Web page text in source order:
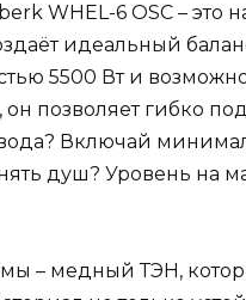
WHEL-6 OSC – это
идеальный
5500 Вт и
позволяет гибко
Включай
душ? Уровень на
– медный ТЭН,